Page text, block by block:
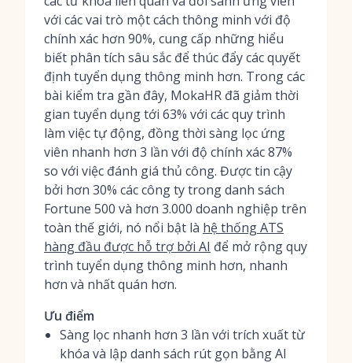
với các vai trò một cách thông minh với độ
chính xác hơn 90%, cung cấp những hiểu
biết phân tích sâu sắc để thúc đẩy các quyết
định tuyển dụng thông minh hơn. Trong các
bài kiểm tra gần đây, MokaHR đã giảm thời
gian tuyển dụng tới 63% với các quy trình
làm việc tự động, đồng thời sàng lọc ứng
viên nhanh hơn 3 lần với độ chính xác 87%
so với việc đánh giá thủ công. Được tin cậy
bởi hơn 30% các công ty trong danh sách
Fortune 500 và hơn 3.000 doanh nghiệp trên
toàn thế giới, nó nổi bật là hệ thống ATS
hàng đầu được hỗ trợ bởi AI để mở rộng quy
trình tuyển dụng thông minh hơn, nhanh
hơn và nhất quán hơn.
Ưu điểm
Sàng lọc nhanh hơn 3 lần với trích xuất từ
khóa và lập danh sách rút gọn bằng AI